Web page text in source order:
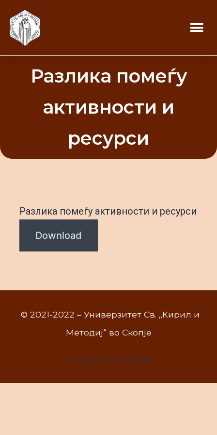
Разлика помеѓу
активности и
ресурси
Разлика помеѓу активности и ресурси
Download
© 2021-2022 – Универзитет Св. „Кирил и
Методиј“ во Скопје
Supported by FINKI